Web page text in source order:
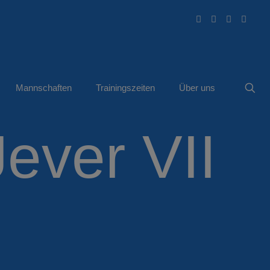
Mannschaften Trainingszeiten Über uns
VII